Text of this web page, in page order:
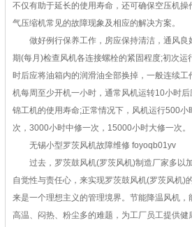
不仅有助于延长的使用寿命，还可确保空压机
气压缩机常见的故障现象及相应的解决方案。
做好例行保养工作，房应保持清洁，通风良
期(每月)检查风机各连接螺栓的紧固程度;初次
时后应将油箱内的润滑油全部换掉，一般连续
机每周至少开机一小时，通常风机运转10小时
锦工机的使用寿命;正常情况下，风机运行500
次，3000小时中修一次，15000小时大修一次。
无锡小型罗茨风机故障维修 foyoqb01yv
过去，罗茨鼓风机(罗茨风机)制造厂家多以
自觉性与责任心，来实现罗茨鼓风机(罗茨风机)
来是一个理想主义的管理境界。节能降温风机
高温、闷热、粉尘多的难题，为工厂员工提供健